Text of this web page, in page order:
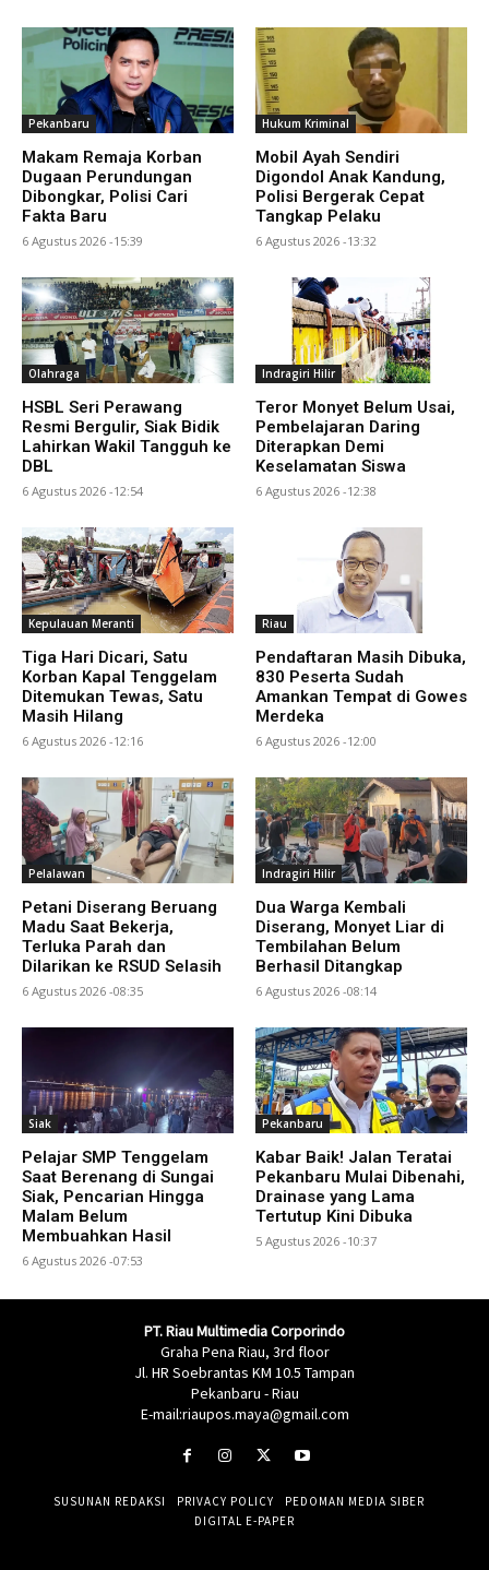
Pekanbaru
Makam Remaja Korban
Dugaan Perundungan
Dibongkar, Polisi Cari
Fakta Baru
6 Agustus 2026 -15:39
Hukum Kriminal
Mobil Ayah Sendiri
Digondol Anak Kandung,
Polisi Bergerak Cepat
Tangkap Pelaku
6 Agustus 2026 -13:32
Olahraga
HSBL Seri Perawang
Resmi Bergulir, Siak Bidik
Lahirkan Wakil Tangguh ke
DBL
6 Agustus 2026 -12:54
Indragiri Hilir
Teror Monyet Belum Usai,
Pembelajaran Daring
Diterapkan Demi
Keselamatan Siswa
6 Agustus 2026 -12:38
Kepulauan Meranti
Tiga Hari Dicari, Satu
Korban Kapal Tenggelam
Ditemukan Tewas, Satu
Masih Hilang
6 Agustus 2026 -12:16
Riau
Pendaftaran Masih Dibuka,
830 Peserta Sudah
Amankan Tempat di Gowes
Merdeka
6 Agustus 2026 -12:00
Pelalawan
Petani Diserang Beruang
Madu Saat Bekerja,
Terluka Parah dan
Dilarikan ke RSUD Selasih
6 Agustus 2026 -08:35
Indragiri Hilir
Dua Warga Kembali
Diserang, Monyet Liar di
Tembilahan Belum
Berhasil Ditangkap
6 Agustus 2026 -08:14
Siak
Pelajar SMP Tenggelam
Saat Berenang di Sungai
Siak, Pencarian Hingga
Malam Belum
Membuahkan Hasil
6 Agustus 2026 -07:53
Pekanbaru
Kabar Baik! Jalan Teratai
Pekanbaru Mulai Dibenahi,
Drainase yang Lama
Tertutup Kini Dibuka
5 Agustus 2026 -10:37
PT. Riau Multimedia Corporindo
Graha Pena Riau, 3rd floor
Jl. HR Soebrantas KM 10.5 Tampan
Pekanbaru - Riau
E-mail:riaupos.maya@gmail.com
SUSUNAN REDAKSI PRIVACY POLICY
PEDOMAN MEDIA SIBER
DIGITAL E-PAPER